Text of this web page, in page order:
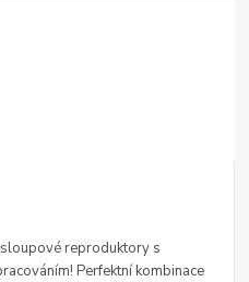
reproduktory s
Perfektní kombinace